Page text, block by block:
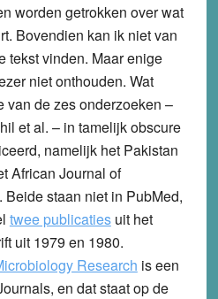
worden getrokken over wat
Bovendien kan ik niet van
tekst vinden. Maar enige
niet onthouden. Wat
van de zes onderzoeken –
et al. – in tamelijk obscure
namelijk het Pakistan
African Journal of
staan niet in PubMed,
twee publicatiesuit het
uit 1979 en 1980.
Research is een
en dat staat op de